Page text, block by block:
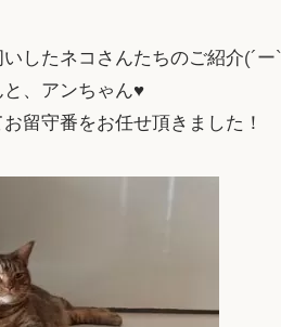
したネコさんたちのご紹介(´ー
と、アンちゃん♥
留守番をお任せ頂きました！